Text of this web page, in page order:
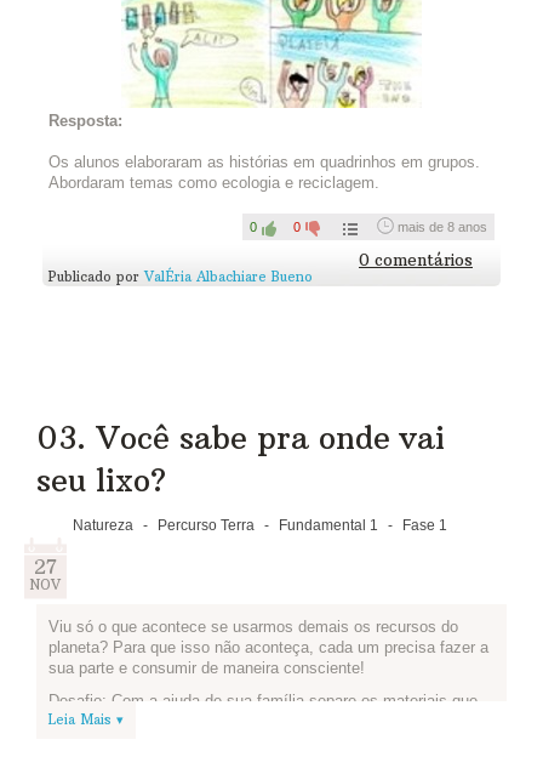
Você deve usar sua criatividade e
produzir uma história em
quadrinhos sobre como pode
diminuir o consumo de recursos
no seu dia a dia.
Vale desenhar, ou usar sites gratuitos para montar sua HQ,
Depois, é só compartilhar o
Resposta:
Os alunos elaboraram as histórias em quadrinhos em grupos.
Abordaram temas como ecologia e reciclagem.
0 0 mais de 8 anos
0 comentários
Publicado por ValÉria Albachiare Bueno
03. Você sabe pra onde vai
seu lixo?
Natureza - Percurso Terra - Fundamental 1 - Fase 1
27
NOV
Viu só o que acontece se usarmos demais os recursos do
planeta? Para que isso não aconteça, cada um precisa fazer a
sua parte e consumir de maneira consciente!
Desafio: Com a ajuda de sua família separe os materiais que
podem ser reciclados, durante um dia. Depois, pense em como
Leia Mais ▾